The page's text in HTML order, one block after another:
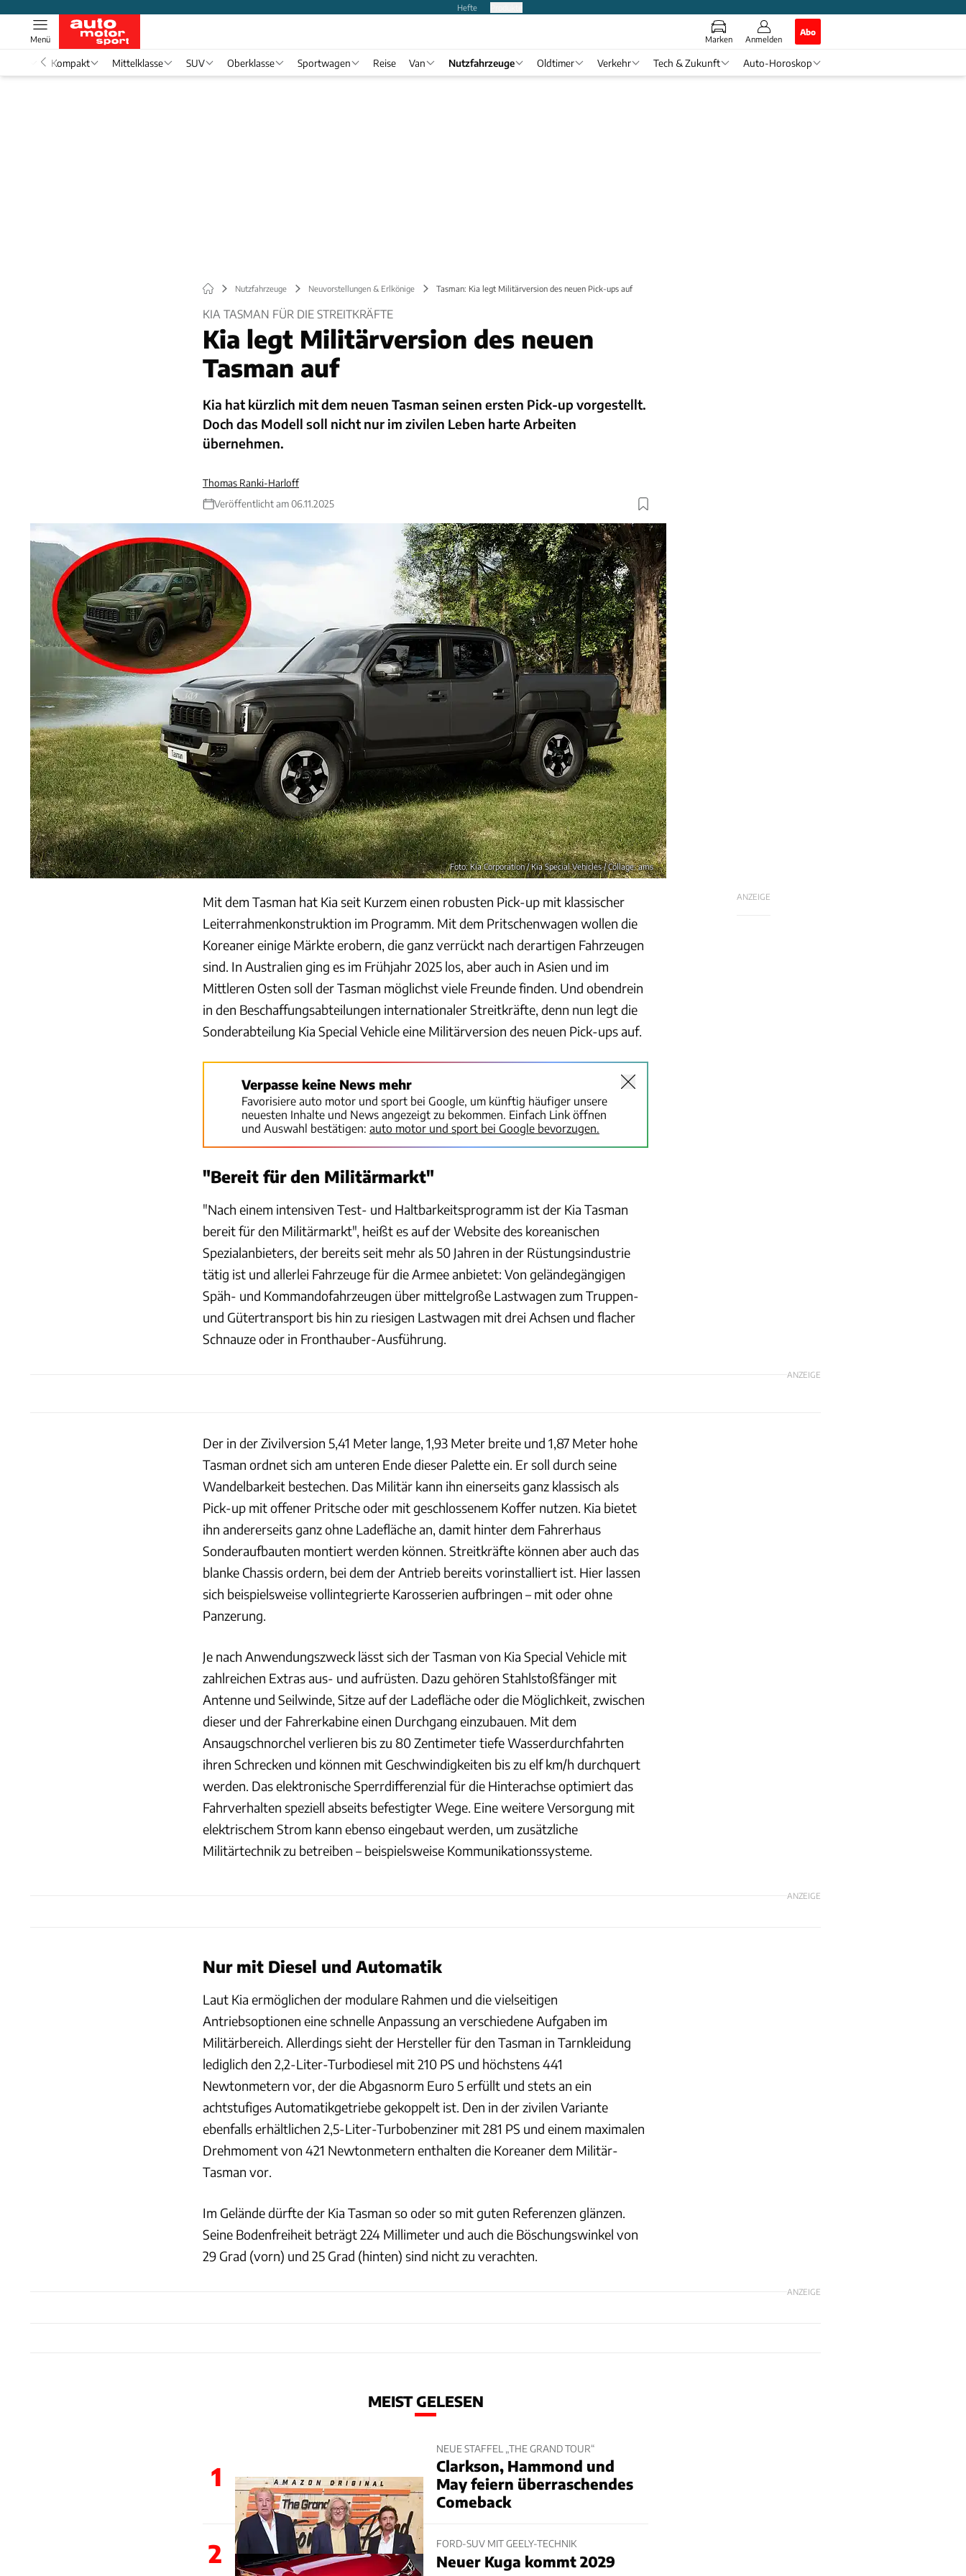
Hefte
Marken Anmelden
Abo
Menü
Kompakt Mittelklasse SUV Oberklasse Sportwagen Reise Van Nutzfahrzeuge Oldtimer Verkehr Tech & Zukunft Auto-Horoskop
Nutzfahrzeuge Neuvorstellungen & Erlkönige Tasman: Kia legt Militärversion des neuen Pick-ups auf
KIA TASMAN FÜR DIE STREITKRÄFTE
Kia legt Militärversion des neuen
Tasman auf
Kia hat kürzlich mit dem neuen Tasman seinen ersten Pick-up vorgestellt.
Doch das Modell soll nicht nur im zivilen Leben harte Arbeiten
übernehmen.
Thomas Ranki-Harloff
Veröffentlicht am 06.11.2025
Foto: Kia Corporation / Kia Special Vehicles / Collage: ams
ANZEIGE
Mit dem Tasman hat Kia seit Kurzem einen robusten Pick-up mit klassischer
Leiterrahmenkonstruktion im Programm. Mit dem Pritschenwagen wollen die
Koreaner einige Märkte erobern, die ganz verrückt nach derartigen Fahrzeugen
sind. In Australien ging es im Frühjahr 2025 los, aber auch in Asien und im
Mittleren Osten soll der Tasman möglichst viele Freunde finden. Und obendrein
in den Beschaffungsabteilungen internationaler Streitkräfte, denn nun legt die
Sonderabteilung Kia Special Vehicle eine Militärversion des neuen Pick-ups auf.
Verpasse keine News mehr
Favorisiere auto motor und sport bei Google, um künftig häufiger unsere
neuesten Inhalte und News angezeigt zu bekommen. Einfach Link öffnen
und Auswahl bestätigen: auto motor und sport bei Google bevorzugen.
"Bereit für den Militärmarkt"
"Nach einem intensiven Test- und Haltbarkeitsprogramm ist der Kia Tasman
bereit für den Militärmarkt", heißt es auf der Website des koreanischen
Spezialanbieters, der bereits seit mehr als 50 Jahren in der Rüstungsindustrie
tätig ist und allerlei Fahrzeuge für die Armee anbietet: Von geländegängigen
Späh- und Kommandofahrzeugen über mittelgroße Lastwagen zum Truppen-
und Gütertransport bis hin zu riesigen Lastwagen mit drei Achsen und flacher
Schnauze oder in Fronthauber-Ausführung.
ANZEIGE
Der in der Zivilversion 5,41 Meter lange, 1,93 Meter breite und 1,87 Meter hohe
Tasman ordnet sich am unteren Ende dieser Palette ein. Er soll durch seine
Wandelbarkeit bestechen. Das Militär kann ihn einerseits ganz klassisch als
Pick-up mit offener Pritsche oder mit geschlossenem Koffer nutzen. Kia bietet
ihn andererseits ganz ohne Ladefläche an, damit hinter dem Fahrerhaus
Sonderaufbauten montiert werden können. Streitkräfte können aber auch das
blanke Chassis ordern, bei dem der Antrieb bereits vorinstalliert ist. Hier lassen
sich beispielsweise vollintegrierte Karosserien aufbringen – mit oder ohne
Panzerung.
Je nach Anwendungszweck lässt sich der Tasman von Kia Special Vehicle mit
zahlreichen Extras aus- und aufrüsten. Dazu gehören Stahlstoßfänger mit
Antenne und Seilwinde, Sitze auf der Ladefläche oder die Möglichkeit, zwischen
dieser und der Fahrerkabine einen Durchgang einzubauen. Mit dem
Ansaugschnorchel verlieren bis zu 80 Zentimeter tiefe Wasserdurchfahrten
ihren Schrecken und können mit Geschwindigkeiten bis zu elf km/h durchquert
werden. Das elektronische Sperrdifferenzial für die Hinterachse optimiert das
Fahrverhalten speziell abseits befestigter Wege. Eine weitere Versorgung mit
elektrischem Strom kann ebenso eingebaut werden, um zusätzliche
Militärtechnik zu betreiben – beispielsweise Kommunikationssysteme.
ANZEIGE
Nur mit Diesel und Automatik
Laut Kia ermöglichen der modulare Rahmen und die vielseitigen
Antriebsoptionen eine schnelle Anpassung an verschiedene Aufgaben im
Militärbereich. Allerdings sieht der Hersteller für den Tasman in Tarnkleidung
lediglich den 2,2-Liter-Turbodiesel mit 210 PS und höchstens 441
Newtonmetern vor, der die Abgasnorm Euro 5 erfüllt und stets an ein
achtstufiges Automatikgetriebe gekoppelt ist. Den in der zivilen Variante
ebenfalls erhältlichen 2,5-Liter-Turbobenziner mit 281 PS und einem maximalen
Drehmoment von 421 Newtonmetern enthalten die Koreaner dem Militär-
Tasman vor.
Im Gelände dürfte der Kia Tasman so oder so mit guten Referenzen glänzen.
Seine Bodenfreiheit beträgt 224 Millimeter und auch die Böschungswinkel von
29 Grad (vorn) und 25 Grad (hinten) sind nicht zu verachten.
ANZEIGE
MEIST GELESEN
1
NEUE STAFFEL „THE GRAND TOUR“
Clarkson, Hammond und
May feiern überraschendes
Comeback
2 FORD-SUV MIT GEELY-TECHNIK
Neuer Kuga kommt 2029